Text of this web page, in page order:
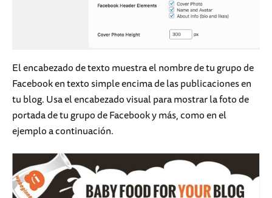
El encabezado de texto muestra el nombre de tu grupo de
Facebook en texto simple encima de las publicaciones en
tu blog. Usa el encabezado visual para mostrar la foto de
portada de tu grupo de Facebook y más, como en el
ejemplo a continuación.